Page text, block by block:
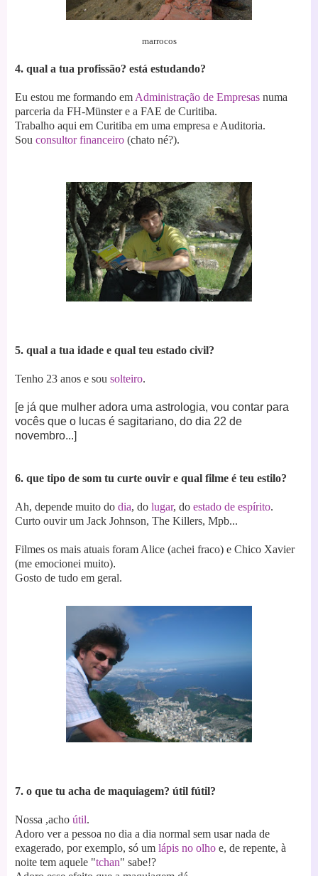
marrocos
4. qual a tua profissão? está estudando?
Eu estou me formando em Administração de Empresas numa
parceria da FH-Münster e a FAE de Curitiba.
Trabalho aqui em Curitiba em uma empresa e Auditoria.
Sou consultor financeiro (chato né?).
5. qual a tua idade e qual teu estado civil?
Tenho 23 anos e sou solteiro.
[e já que mulher adora uma astrologia, vou contar para
vocês que o lucas é sagitariano, do dia 22 de
novembro...]
6. que tipo de som tu curte ouvir e qual filme é teu estilo?
Ah, depende muito do dia, do lugar, do estado de espírito.
Curto ouvir um Jack Johnson, The Killers, Mpb...
Filmes os mais atuais foram Alice (achei fraco) e Chico Xavier
(me emocionei muito).
Gosto de tudo em geral.
7. o que tu acha de maquiagem? útil fútil?
Nossa ,acho útil.
Adoro ver a pessoa no dia a dia normal sem usar nada de
exagerado, por exemplo, só um lápis no olho e, de repente, à
noite tem aquele "tchan" sabe!?